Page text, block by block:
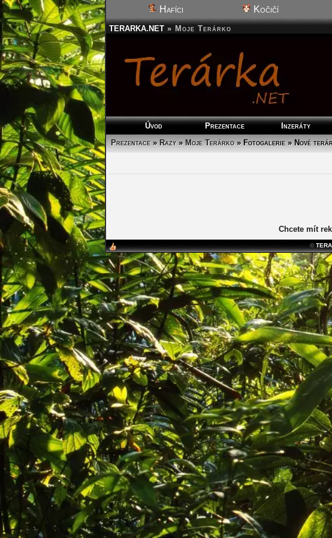
Hafíci Kočičí
TERARKA.NET » Moje Terárko
Úvod Prezentace Inzeráty
Prezentace»Razy»Moje Terárko»Fotogalerie » Nové
Chcete mít
©